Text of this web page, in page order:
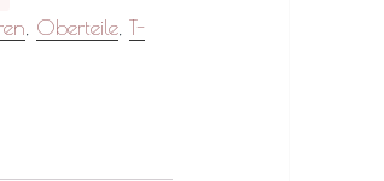
Oberteile, T-